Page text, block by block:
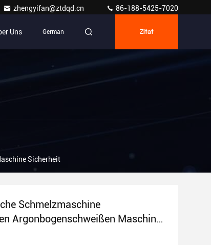
zhengyifan@ztdqd.cn 86-188-5425-7020
Uns German Zitat
Sicherheit
Schmelzmaschine
Argonbogenschweißen Maschine